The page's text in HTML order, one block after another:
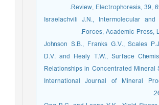
Review, Electrophoresis, 39,
13. Israelachvili J.N., Intermolecular
Forces, Academic Press,
14. Johnson S.B., Franks G.V., Scales
D.V. and Healy T.W., Surface
Relationships in Concentrated Mineral
International Journal of Mineral